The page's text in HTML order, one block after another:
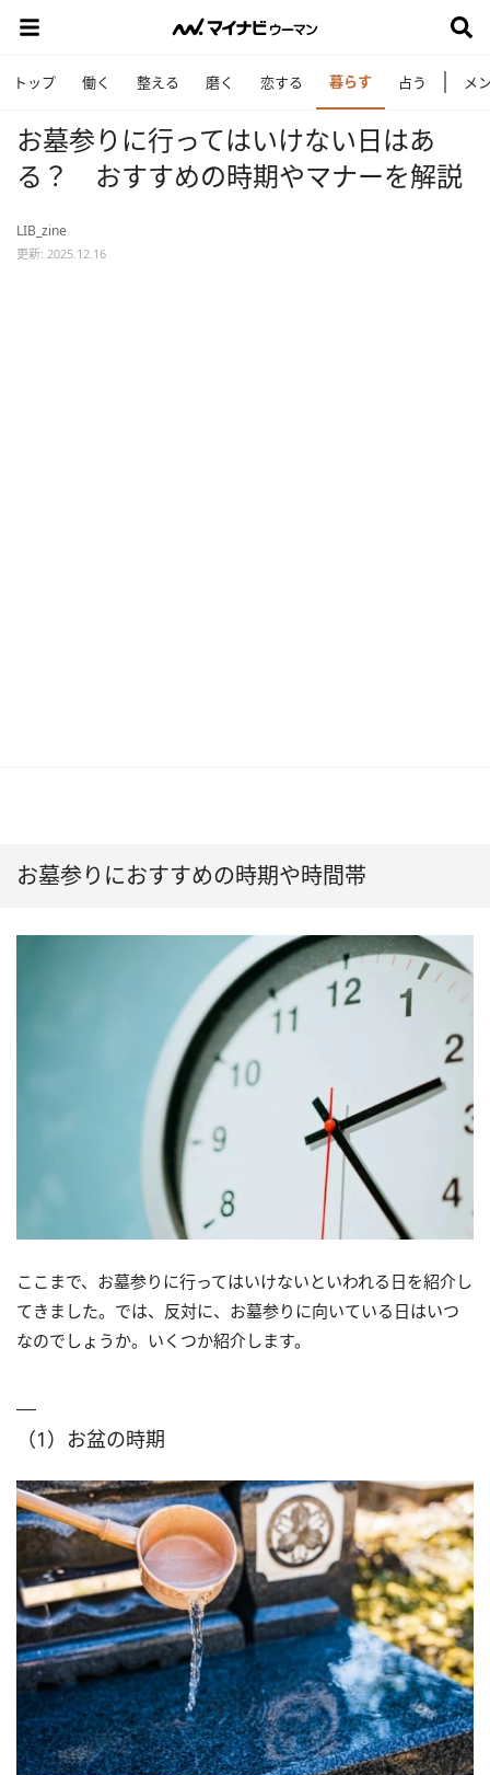
トップ 働く 整える 磨く 恋する 暮らす 占う メ
お墓参りに行ってはいけない日はあ
る？ おすすめの時期やマナーを解説
LIB_zine
更新: 2025.12.16
お墓参りにおすすめの時期や時間帯
ここまで、お墓参りに行ってはいけないといわれる日を紹介し
てきました。では、反対に、お墓参りに向いている日はいつ
なのでしょうか。いくつか紹介します。
（1）お盆の時期